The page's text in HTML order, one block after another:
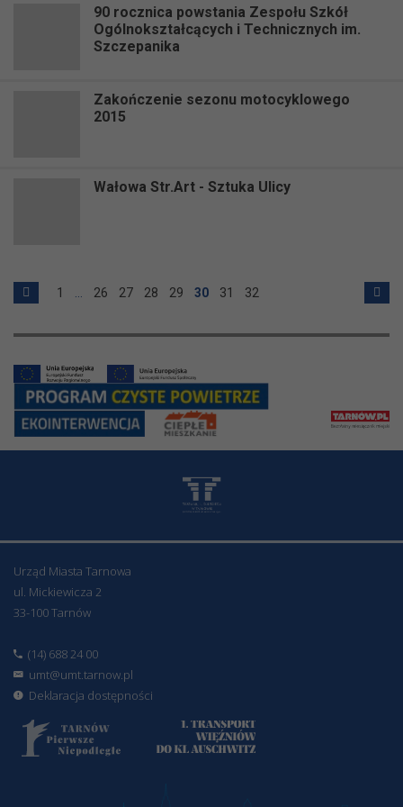
90 rocznica powstania Zespołu Szkół
Ogólnokształcących i Technicznych im.
Szczepanika
Zakończenie sezonu motocyklowego
2015
Wałowa Str.Art - Sztuka Ulicy
1 26 27 28 29 30 31 32
Urząd Miasta Tarnowa
ul. Mickiewicza 2
33-100 Tarnów
(14) 688 24 00
umt@umt.tarnow.pl
Deklaracja dostępności